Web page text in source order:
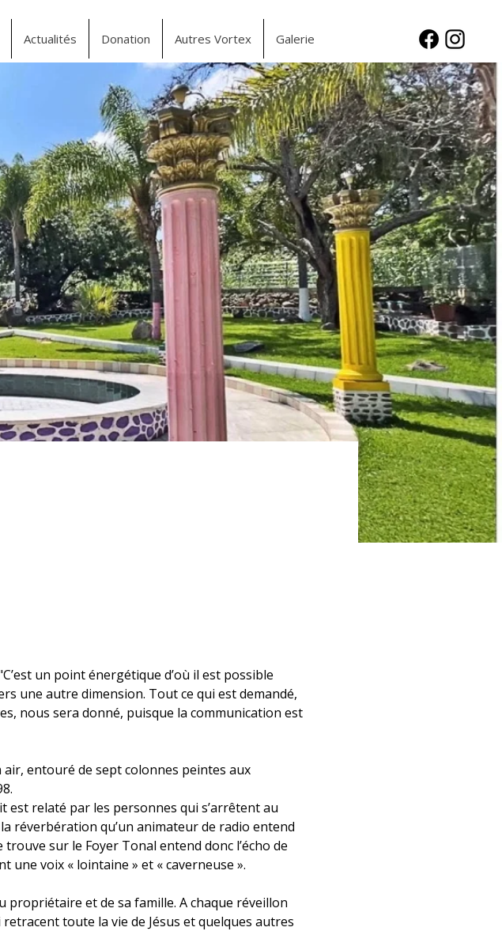
Actualités Donation Autres Vortex Galerie
un point énergétique d’où il est possible
une autre dimension. Tout ce qui est demandé,
nous sera donné, puisque la communication est
air, entouré de sept colonnes peintes aux
est relaté par les personnes qui s’arrêtent au
réverbération qu’un animateur de radio entend
sur le Foyer Tonal entend donc l’écho de
une voix « lointaine » et « caverneuse ».
et de sa famille. A chaque réveillon
toute la vie de Jésus et quelques autres